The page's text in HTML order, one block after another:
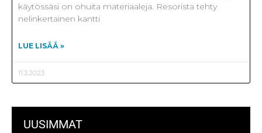
UUSIMMAT
käytössäsi on ohuita materiaaleja. Resorista tehty
nelinkertainen kantti
LUE LISÄÄ »
11.3.2023